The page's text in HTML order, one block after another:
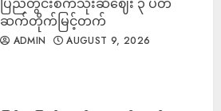
ဆက်တိုက်မြင့်တက်
ADMIN AUGUST 9, 2026